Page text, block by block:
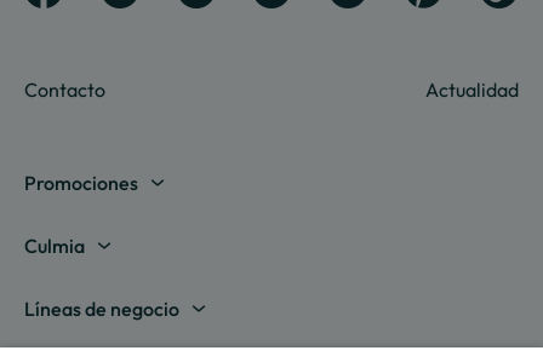
Contacto Actualidad
Promociones
Madrid
Culmia
Sobre nosotros
Destino Culmia
Líneas de negocio